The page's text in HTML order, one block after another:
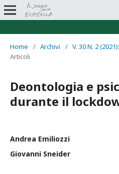
Home / Archivi / V. 30 N. 2
Articoli
Deontologia e
durante il
Andrea Emiliozzi
Giovanni Sneider